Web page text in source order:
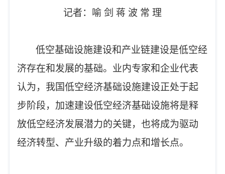
记者：喻 剑 蒋 波 常 理
低空基础设施建设和产业链建设是低空经
济存在和发展的基础。业内专家和企业代表
认为，我国低空经济基础设施建设正处于起
步阶段，加速建设低空经济基础设施将是释
放低空经济发展潜力的关键，也将成为驱动
经济转型、产业升级的着力点和增长点。